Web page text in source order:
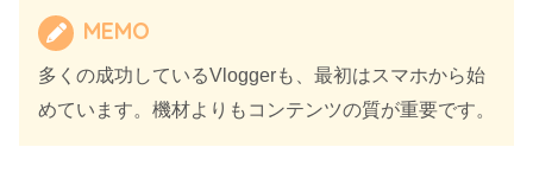
MEMO
多くの成功しているVloggerも、最初はスマホから始
めています。機材よりもコンテンツの質が重要です。